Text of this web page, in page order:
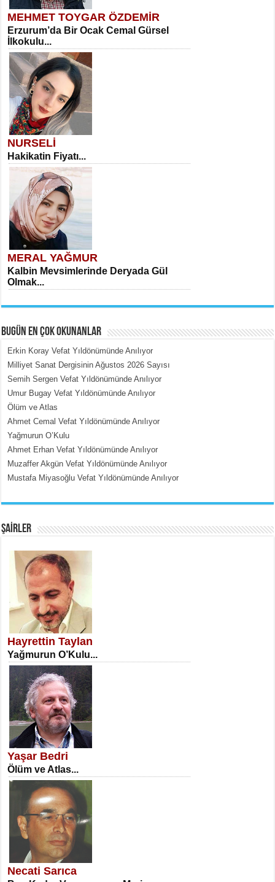
MEHMET TOYGAR ÖZDEMİR
Erzurum’da Bir Ocak Cemal Gürsel
İlkokulu...
NURSELİ
Hakikatin Fiyatı...
MERAL YAĞMUR
Kalbin Mevsimlerinde Deryada Gül
Olmak...
MEHMET ÇOBAN
İçerdeki Put Dışardaki Maskeler...
SATILMIŞ ÜMİT ÇETİNKAYA
Erkenlik...
NECLA DİLEK ARSLAN
Öğretmenler Günü Mahkemesi...
İSA KARATEPE
Ekranlar Arasında Kaybolan İnsan...
BUGÜN EN ÇOK OKUNANLAR
Erkin Koray Vefat Yıldönümünde Anılıyor
Milliyet Sanat Dergisinin Ağustos 2026 Sayısı
Semih Sergen Vefat Yıldönümünde Anılıyor
Umur Bugay Vefat Yıldönümünde Anılıyor
Ölüm ve Atlas
Ahmet Cemal Vefat Yıldönümünde Anılıyor
Yağmurun O’Kulu
Ahmet Erhan Vefat Yıldönümünde Anılıyor
Muzaffer Akgün Vefat Yıldönümünde Anılıyor
Mustafa Miyasoğlu Vefat Yıldönümünde Anılıyor
ŞAİRLER
Hayrettin Taylan
Yağmurun O’Kulu...
Yaşar Bedri
Ölüm ve Atlas...
Necati Sarıca